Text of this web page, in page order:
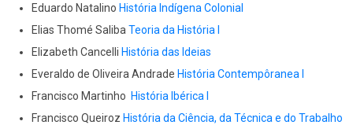
Eduardo Natalino História Indígena Colonial
Elias Thomé Saliba Teoria da História I
Elizabeth Cancelli História das Ideias
Everaldo de Oliveira Andrade História Contempôranea I
Francisco Martinho História Ibérica I
Francisco Queiroz História da Ciência, da Técnica e do Trabalho